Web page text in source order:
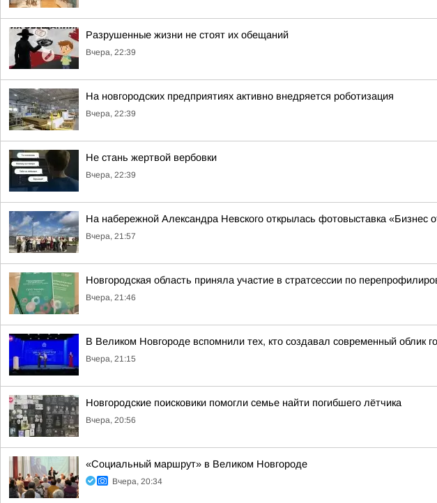
Разрушенные жизни не стоят их обещаний
Вчера, 22:39
На новгородских предприятиях активно внедряется роботизация
Вчера, 22:39
Не стань жертвой вербовки
Вчера, 22:39
На набережной Александра Невского открылась фотовыставка «Бизнес
Вчера, 21:57
Новгородская область приняла участие в стратсессии по
Вчера, 21:46
В Великом Новгороде вспомнили тех, кто создавал современный облик
Вчера, 21:15
Новгородские поисковики помогли семье найти погибшего лётчика
Вчера, 20:56
«Социальный маршрут» в Великом Новгороде
Вчера, 20:34